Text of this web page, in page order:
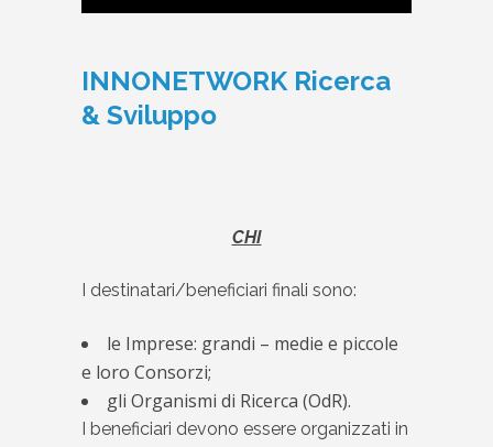
INNONETWORK Ricerca
& Sviluppo
CHI
I destinatari/beneficiari finali sono:
le Imprese: grandi – medie e piccole
e loro Consorzi;
gli Organismi di Ricerca (OdR).
I beneficiari devono essere organizzati in